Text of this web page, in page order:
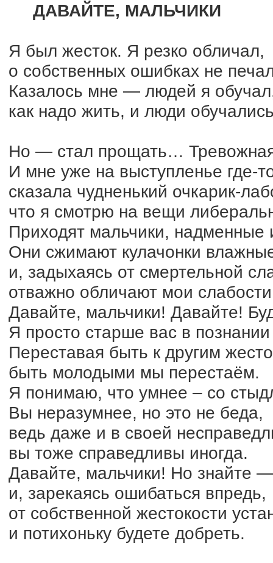
ДАВАЙТЕ, МАЛЬЧИКИ
Я был жесток. Я резко обличал,
о собственных ошибках не
Казалось мне — людей я
как надо жить, и люди
Но — стал прощать…
И мне уже на выступленье где-
сказала чудненький очкарик-
что я смотрю на вещи
Приходят мальчики, надменные
Они сжимают кулачонки
и, задыхаясь от смертельной
отважно обличают мои
Давайте, мальчики! Давайте!
Я просто старше вас в
Переставая быть к другим
быть молодыми мы перестаём.
Я понимаю, что умнее – со
Вы неразумнее, но это не беда,
ведь даже и в своей
вы тоже справедливы иногда.
Давайте, мальчики! Но знайте
и, зарекаясь ошибаться впредь,
от собственной жестокости
и потихоньку будете добреть.